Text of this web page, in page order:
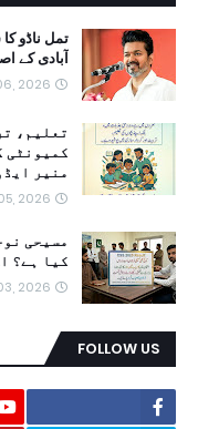
تمل ناڈو
آبادی کے
2026
تعلیم،
کمیونٹی
منیر
2026
مسیحی
کیا ہے؟
2026
FOLLOW US